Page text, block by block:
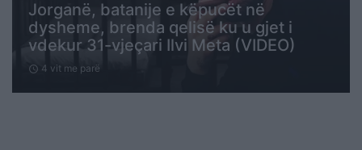
Jorganë, batanije e këpucët në
dysheme, brenda qelisë ku u gjet i
vdekur 31-vjeçari Ilvi Meta (VIDEO)
schedule 4 vit me parë